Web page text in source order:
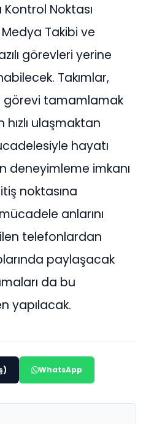
Noktası
Takibi ve
görevleri yerine
Takımlar,
görevi tamamlamak
ulaşmaktan
hayatı
deneyimleme imkanı
noktasına
anlarını
telefonlardan
paylaşacak
da bu
yapılacak.
WhatsApp